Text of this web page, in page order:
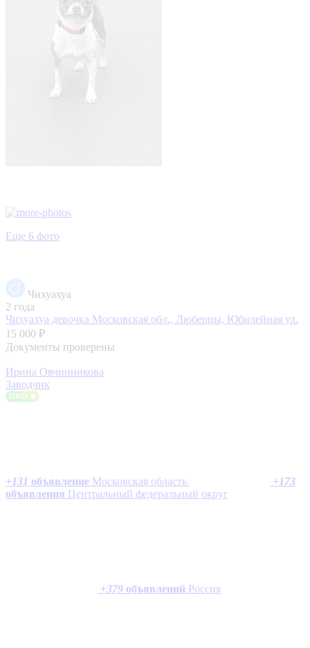
Еще 6 фото
Чихуахуа
2 года
Чихуахуа девочка Московская обл., Люберцы, Юбилейная ул.
15 000 ₽
Документы проверены
Ирина Овчинникова
Заводчик
+131 объявление Московская область +173
объявления Центральный федеральный округ
+379 объявлений Россия